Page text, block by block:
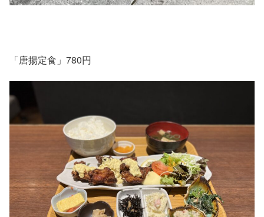
「唐揚定食」780円